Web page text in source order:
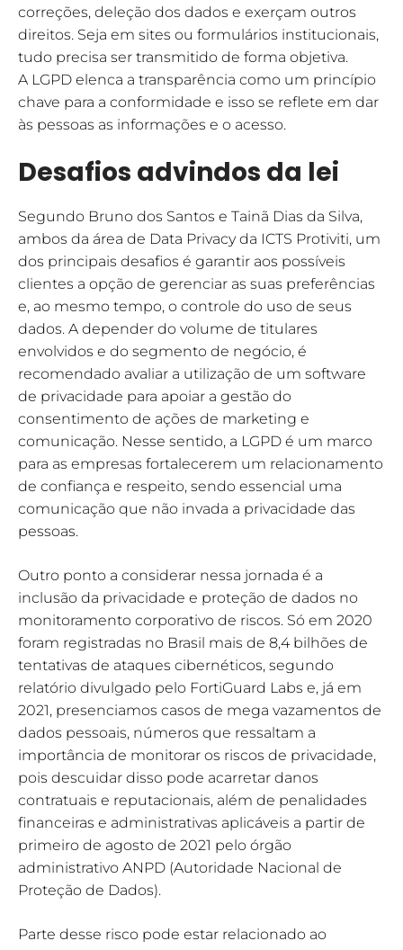
correções, deleção dos dados e exerçam outros
direitos. Seja em sites ou formulários institucionais,
tudo precisa ser transmitido de forma objetiva.
A LGPD elenca a transparência como um princípio
chave para a conformidade e isso se reflete em dar
às pessoas as informações e o acesso.
Desafios advindos da lei
Segundo Bruno dos Santos e Tainã Dias da Silva,
ambos da área de Data Privacy da ICTS Protiviti, um
dos principais desafios é garantir aos possíveis
clientes a opção de gerenciar as suas preferências
e, ao mesmo tempo, o controle do uso de seus
dados. A depender do volume de titulares
envolvidos e do segmento de negócio, é
recomendado avaliar a utilização de um software
de privacidade para apoiar a gestão do
consentimento de ações de marketing e
comunicação. Nesse sentido, a LGPD é um marco
para as empresas fortalecerem um relacionamento
de confiança e respeito, sendo essencial uma
comunicação que não invada a privacidade das
pessoas.
Outro ponto a considerar nessa jornada é a
inclusão da privacidade e proteção de dados no
monitoramento corporativo de riscos. Só em 2020
foram registradas no Brasil mais de 8,4 bilhões de
tentativas de ataques cibernéticos, segundo
relatório divulgado pelo FortiGuard Labs e, já em
2021, presenciamos casos de mega vazamentos de
dados pessoais, números que ressaltam a
importância de monitorar os riscos de privacidade,
pois descuidar disso pode acarretar danos
contratuais e reputacionais, além de penalidades
financeiras e administrativas aplicáveis a partir de
primeiro de agosto de 2021 pelo órgão
administrativo ANPD (Autoridade Nacional de
Proteção de Dados).
Parte desse risco pode estar relacionado ao